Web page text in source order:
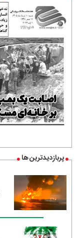
پربازدیدترین ها